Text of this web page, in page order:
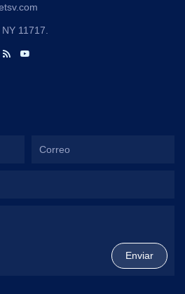
11717.